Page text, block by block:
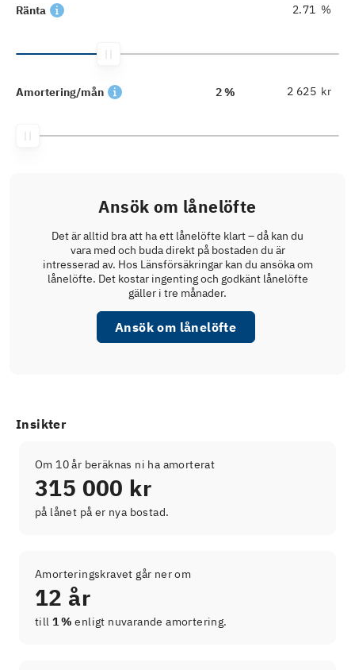
Ränta %
Amortering/mån 2 % kr
Ansök om lånelöfte
Det är alltid bra att ha ett lånelöfte klart – då kan du
vara med och buda direkt på bostaden du är
intresserad av. Hos Länsförsäkringar kan du ansöka om
lånelöfte. Det kostar ingenting och godkänt lånelöfte
gäller i tre månader.
Ansök om lånelöfte
Insikter
Om 10 år beräknas ni ha amorterat
315 000 kr
på lånet på er nya bostad.
Amorteringskravet går ner om
12 år
till 1 % enligt nuvarande amortering.